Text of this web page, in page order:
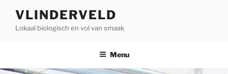
VLINDERVELD
Lokaal biologisch en vol van smaak
Menu